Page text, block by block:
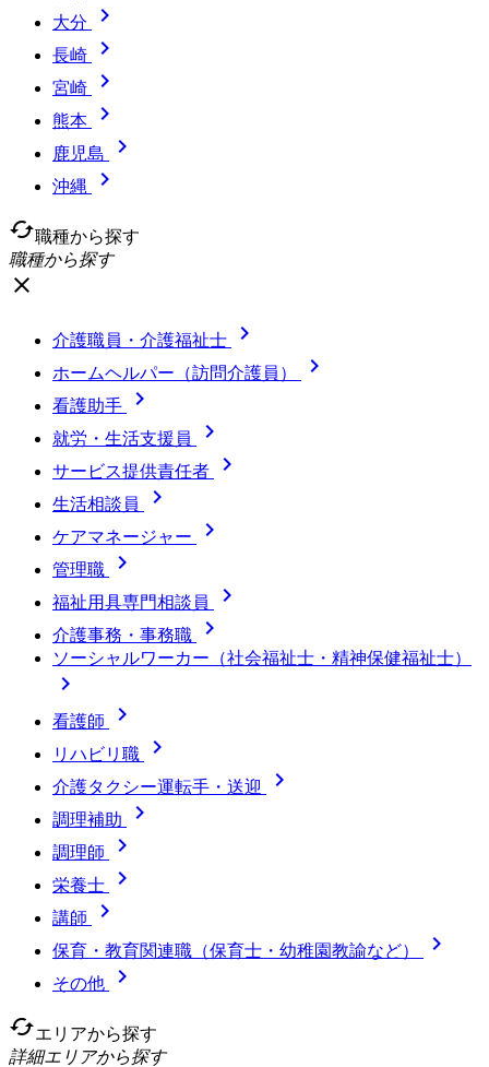
大分 
長崎 
宮崎 
熊本 
鹿児島 
沖縄

cached職種から探す
職種から探す
close
介護職員・介護福祉士 
ホームヘルパー（訪問介護員） 
看護助手 
就労・生活支援員 
サービス提供責任者 
生活相談員 
ケアマネージャー 
管理職 
福祉用具専門相談員 
介護事務・事務職 
ソーシャルワーカー（社会福祉士・精神保健福祉士）

看護師 
リハビリ職 
介護タクシー運転手・送迎 
調理補助 
調理師 
栄養士 
講師 
保育・教育関連職（保育士・幼稚園教諭など） 
その他

cachedエリアから探す
詳細エリアから探す